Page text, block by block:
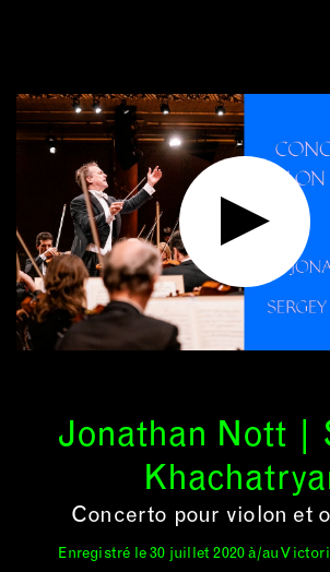
Jonathan Nott |
Concerto pour violon et
Enregistré le 30 juillet 2020 à/au